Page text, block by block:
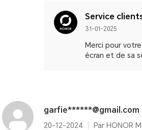
Service
31-01-2025
Merci pour
écran et de sa
garfie******@gmail.com
20-12-2024